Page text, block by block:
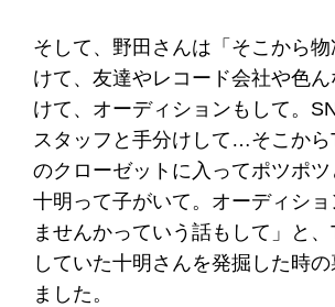
そして、野田さんは「そこから
けて、友達やレコード会社や色
けて、オーディションもして。
スタッフと手分けして…そこから
のクローゼットに入ってポツポ
十明って子がいて。オーディシ
ませんかっていう話もして」と、
していた十明さんを発掘した時
ました。